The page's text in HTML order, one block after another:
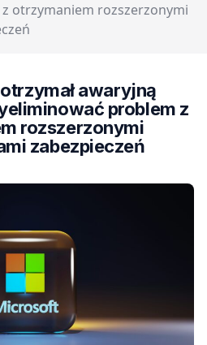
otrzymaniem rozszerzonymi
awaryjną
problem z
rozszerzonymi
zabezpieczeń